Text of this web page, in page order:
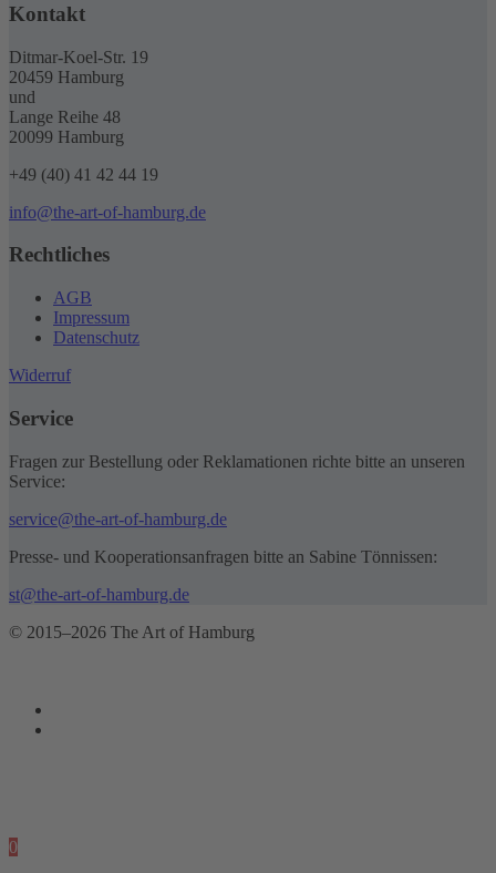
Kontakt
Ditmar-Koel-Str. 19
20459 Hamburg
und
Lange Reihe 48
20099 Hamburg
+49 (40) 41 42 44 19
info@the-art-of-hamburg.de
Rechtliches
AGB
Impressum
Datenschutz
Widerruf
Service
Fragen zur Bestellung oder Reklamationen richte bitte an unseren
Service:
service@the-art-of-hamburg.de
Presse- und Kooperationsanfragen bitte an Sabine Tönnissen:
st@the-art-of-hamburg.de
© 2015–2026 The Art of Hamburg
0